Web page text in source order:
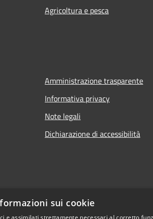
Agricoltura e pesca
Amministrazione trasparente
Informativa privacy
Note legali
Dichiarazione di accessibilità
sui cookie
e assimilati strettamente necessari al corretto